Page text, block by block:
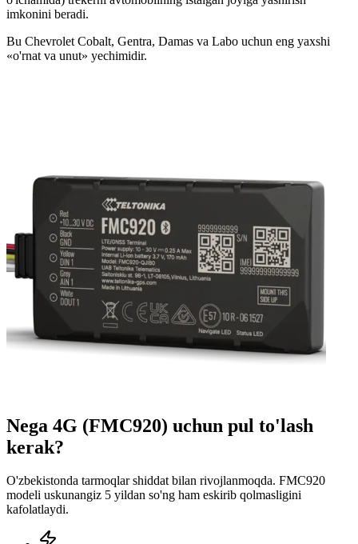
imkonini beradi.
Bu Chevrolet Cobalt, Gentra, Damas va Labo uchun eng yaxshi
«o'rnat va unut» yechimidir.
Nega 4G (FMC920) uchun pul to'lash
kerak?
O'zbekistonda tarmoqlar shiddat bilan rivojlanmoqda. FMC920
modeli uskunangiz 5 yildan so'ng ham eskirib qolmasligini
kafolatlaydi.